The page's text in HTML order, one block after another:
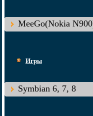
MeeGo(Nokia
Игры
Symbian 6, 7, 8